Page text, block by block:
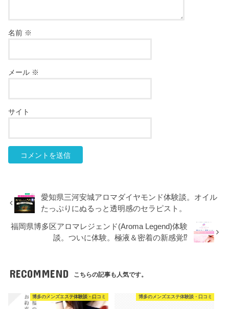
名前 ※
メール ※
サイト
愛知県三河安城アロマダイヤモンド体験談。オイル
たっぷりにぬるっと透明感のセラピスト。
福岡県博多区アロマレジェンド(Aroma Legend)体験
談。ついに体験。極液＆密着の新感覚⁉
RECOMMEND こちらの記事も人気です。
博多のメンズエステ体験談・口コミ 博多のメンズエステ体験談・口コミ